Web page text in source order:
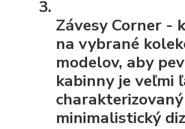
Závesy Corner -
na vybrané
modelov, aby
kabinny je veľmi
charakterizovaný
minimalistický